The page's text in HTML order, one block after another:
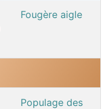
Fougère aigle
Populage des